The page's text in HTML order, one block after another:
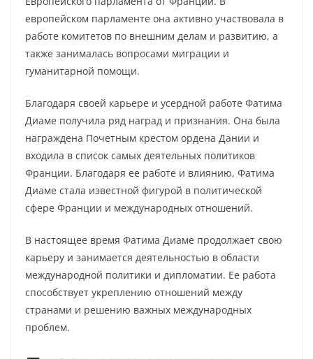
европейском парламенте она активно участвовала в
работе комитетов по внешним делам и развитию, а
также занималась вопросами миграции и
гуманитарной помощи.
Благодаря своей карьере и усердной работе Фатима
Диаме получила ряд наград и признания. Она была
награждена Почетным крестом ордена Дании и
входила в список самых деятельных политиков
Франции. Благодаря ее работе и влиянию, Фатима
Диаме стала известной фигурой в политической
сфере Франции и международных отношений.
В настоящее время Фатима Диаме продолжает свою
карьеру и занимается деятельностью в области
международной политики и дипломатии. Ее работа
способствует укреплению отношений между
странами и решению важных международных
проблем.